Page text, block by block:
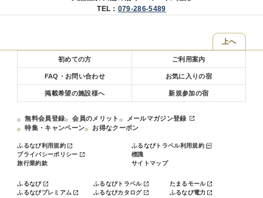
提携先駐車場をご案内いたします。 ◆お子様添い寝 添い寝のお子様は
TEL： 079-286-5489
上へ
初めての方 ご利用案内
FAQ・お問い合わせ お気に入りの宿
掲載希望の施設様へ 新規参加の宿
無料会員登録 会員のメリット
メールマガジン登録
特集・キャンペーン
お得なクーポン
ふるなび利用規約
ふるなびトラベル利用規約
プライバシーポリシー
標識
旅行業約款
サイトマップ
ふるなび ふるなびトラベル
たまるモール
ふるなびプレミアム
ふるなびカタログ ふるなび電力